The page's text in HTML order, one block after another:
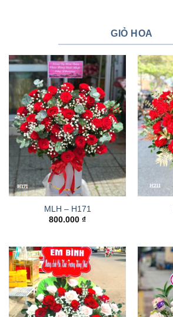
GIỎ HOA
MLH – H171
800.000 ₫